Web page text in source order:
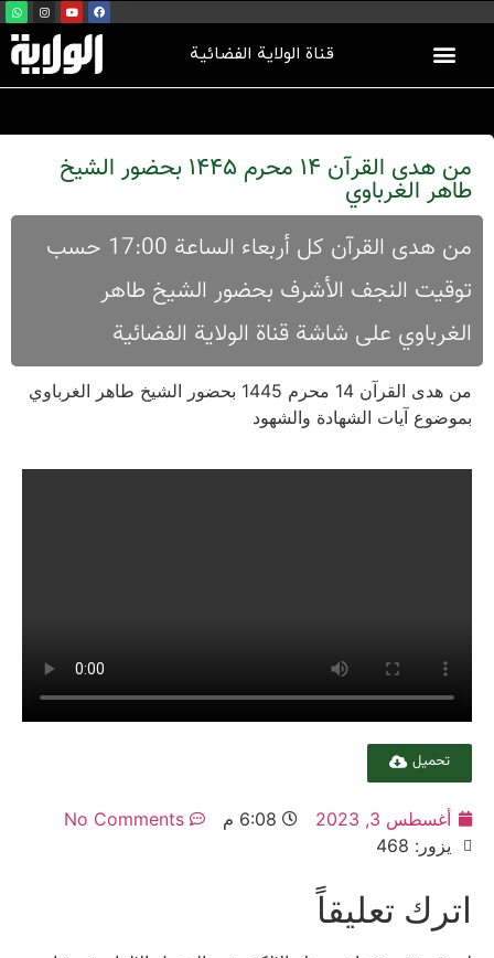
قناة الولاية الفضائية
من هدى القرآن 14 محرم 1445 بحضور الشيخ
طاهر الغرباوي
من هدی القرآن کل أربعاء الساعة 17:00 حسب
توقیت النجف الأشرف بحضور الشیخ طاهر
الغرباوي علی شاشة قناة الولایة الفضائیة
من هدى القرآن 14 محرم 1445 بحضور الشيخ طاهر الغرباوي
بموضوع آيات الشهادة والشهود
تحميل
أغسطس 3, 2023 6:08 م
No Comments
يزور: 468
اترك تعليقاً